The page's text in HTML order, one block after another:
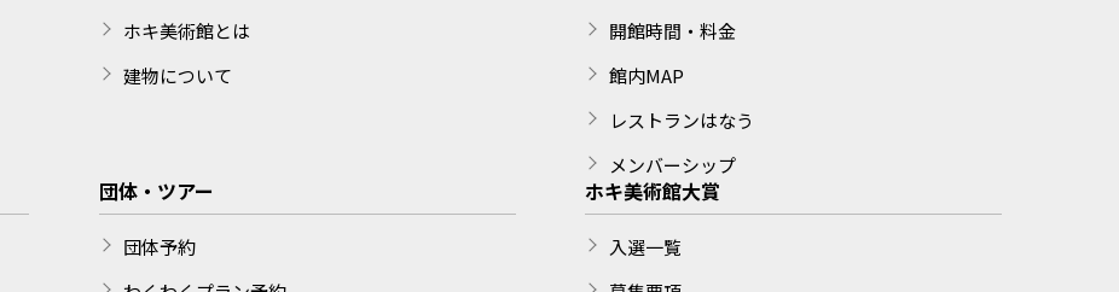
ホキ美術館とは
建物について
開館時間・料金
館内MAP
レストランはなう
メンバーシップ
団体・ツアー
団体予約
ホキ美術館大賞
入選一覧